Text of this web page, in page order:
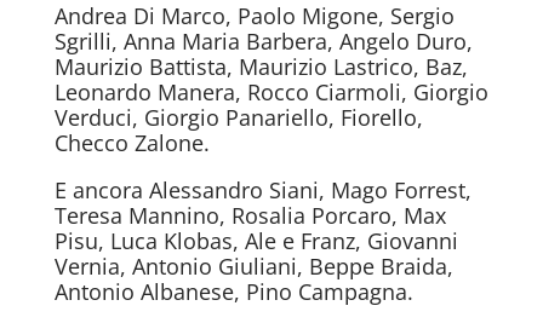
Andrea Di Marco, Paolo Migone, Sergio
Sgrilli, Anna Maria Barbera, Angelo Duro,
Maurizio Battista, Maurizio Lastrico, Baz,
Leonardo Manera, Rocco Ciarmoli, Giorgio
Verduci, Giorgio Panariello, Fiorello,
Checco Zalone.
E ancora Alessandro Siani, Mago Forrest,
Teresa Mannino, Rosalia Porcaro, Max
Pisu, Luca Klobas, Ale e Franz, Giovanni
Vernia, Antonio Giuliani, Beppe Braida,
Antonio Albanese, Pino Campagna.